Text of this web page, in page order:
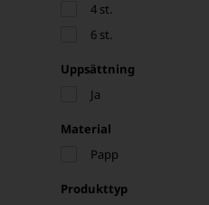
4 st.
6 st.
Uppsättning
Ja
Material
Papp
Produkttyp